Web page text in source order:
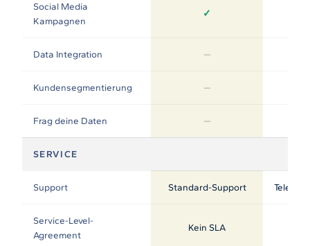
Social Media
Kampagnen
✓
Data Integration —
Kundensegmentierung —
Frag deine Daten —
SERVICE
Support Standard-Support
Service-Level-
Agreement
Kein SLA